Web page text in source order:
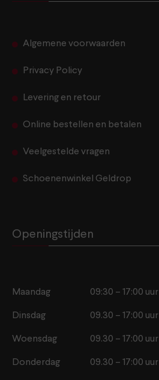
Algemene voorwaarden
Privacy Policy
Levering en retour
Online bestellen en betalen
Veelgestelde vragen
Schoenenwinkel Geldrop
Openingstijden
Maandag 09:30 – 17:00 uur
Dinsdag 09.30 – 17:00 uur
Woensdag 09.30 – 17:00 uur
Donderdag 09.30 – 17:00 uur